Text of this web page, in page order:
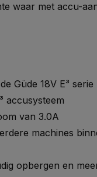
waar met accu-
Güde 18V E³ serie
accusysteem
van 3.0A
machines
opbergen en